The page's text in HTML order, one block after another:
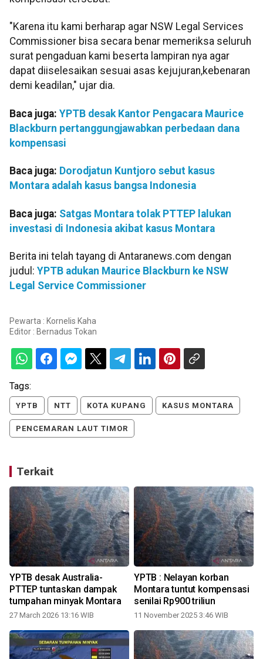
"Karena itu kami berharap agar NSW Legal Services
Commissioner bisa secara benar memeriksa seluruh
surat pengaduan kami beserta lampiran nya agar
dapat diiselesaikan sesuai asas kejujuran,kebenaran
demi keadilan," ujar dia.
Baca juga: YPTB desak Kantor Pengacara Maurice
Blackburn pertanggungjawabkan perbedaan dana
kompensasi
Baca juga: Dorodjatun Kuntjoro sebut kasus
Montara adalah kasus bangsa Indonesia
Baca juga: Satgas Montara tolak PTTEP lalukan
investasi di Indonesia akibat kasus Montara
Berita ini telah tayang di Antaranews.com dengan
judul: YPTB adukan Maurice Blackburn ke NSW
Legal Service Commissioner
Pewarta : Kornelis Kaha
Editor : Bernadus Tokan
Tags:
YPTB NTT KOTA KUPANG KASUS MONTARA
PENCEMARAN LAUT TIMOR
Terkait
YPTB desak Australia-
PTTEP tuntaskan dampak
tumpahan minyak Montara
27 March 2026 13:16 WIB
YPTB : Nelayan korban
Montara tuntut kompensasi
senilai Rp900 triliun
11 November 2025 3:46 WIB